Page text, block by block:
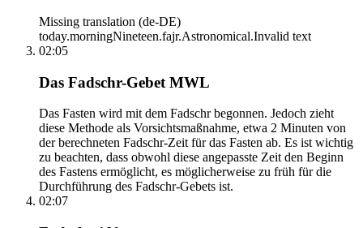
Missing translation (de-DE)
today.morningNineteen.fajr.Astronomical.Invalid text
02:05
Das Fadschr-Gebet MWL
Das Fasten wird mit dem Fadschr begonnen. Jedoch zieht
diese Methode als Vorsichtsmaßnahme, etwa 2 Minuten von
der berechneten Fadschr-Zeit für das Fasten ab. Es ist wichtig
zu beachten, dass obwohl diese angepasste Zeit den Beginn
des Fastens ermöglicht, es möglicherweise zu früh für die
Durchführung des Fadschr-Gebets ist.
02:07